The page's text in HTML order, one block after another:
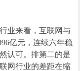
业来看，互联网与
亿元，连续六年稳
认可。排第二的是
网行业的差距在缩